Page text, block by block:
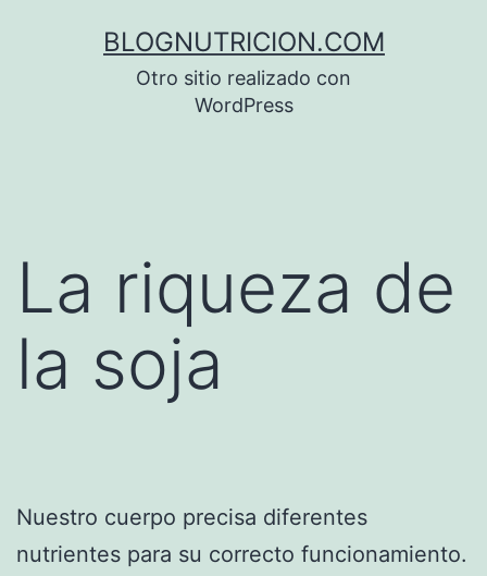
BLOGNUTRICION.COM
Otro sitio realizado con
WordPress
La riqueza de
la soja
Nuestro cuerpo precisa diferentes
nutrientes para su correcto funcionamiento.